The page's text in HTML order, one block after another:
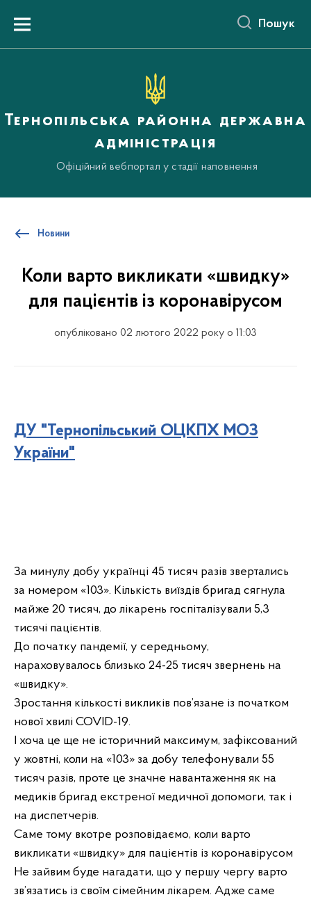
вмістуMenu Пошук
Тернопільська районна державна
адміністрація
Офіційний вебпортал у стадії наповнення
Новини
Коли варто викликати «швидку»
для пацієнтів із коронавірусом
опубліковано 02 лютого 2022 року о 11:03
ДУ "Тернопільський ОЦКПХ МОЗ
України"
За минулу добу українці 45 тисяч разів звертались
за номером «103». Кількість виїздів бригад сягнула
майже 20 тисяч, до лікарень госпіталізували 5,3
тисячі пацієнтів.
До початку пандемії, у середньому,
нараховувалось близько 24-25 тисяч звернень на
«швидку».
Зростання кількості викликів пов’язане із початком
нової хвилі COVID-19.
І хоча це ще не історичний максимум, зафіксований
у жовтні, коли на «103» за добу телефонували 55
тисяч разів, проте це значне навантаження як на
медиків бригад екстреної медичної допомоги, так і
на диспетчерів.
Саме тому вкотре розповідаємо, коли варто
викликати «швидку» для пацієнтів із коронавірусом
Не зайвим буде нагадати, що у першу чергу варто
зв’язатись із своїм сімейним лікарем. Адже саме